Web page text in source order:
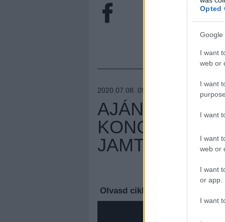
Opted
Google
I want
web or
I want
I want
I want
web or
I want
or app.
I want
2020.07.08. 09:46 –
AJÁNDÉK
JAMTŐL
Olvasd cikkeinket az